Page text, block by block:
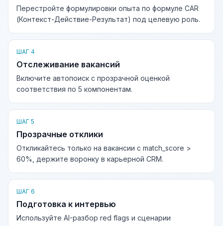
Перестройте формулировки опыта по формуле CAR
(Контекст-Действие-Результат) под целевую роль.
ШАГ 4
Отслеживание вакансий
Включите автопоиск с прозрачной оценкой
соответствия по 5 компонентам.
ШАГ 5
Прозрачные отклики
Откликайтесь только на вакансии с match_score >
60%, держите воронку в карьерной CRM.
ШАГ 6
Подготовка к интервью
Используйте AI-разбор red flags и сценарии